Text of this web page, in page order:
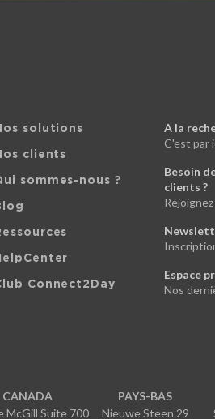
solutions
clients
sommes-nous ?
Connect2Day
A la
C'est par
Besoin
clients ?
Espace
Nos
CANADA
McGill Suite 700
PAYS-BAS
Nieuwe Steen 29